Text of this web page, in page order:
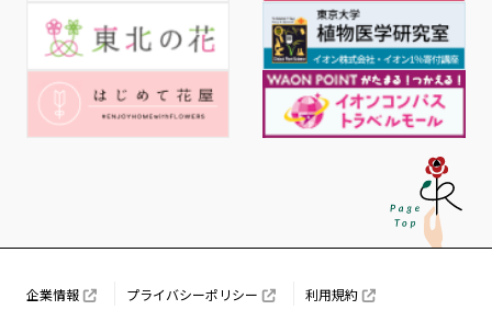
企業情報 プライバシーポリシー 利用規約